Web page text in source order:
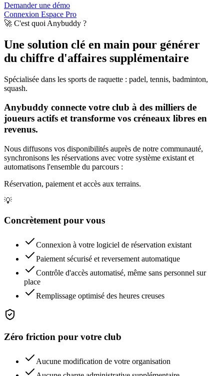
Demander une démo
Connexion Espace Pro
🚀 C'est quoi Anybuddy ?
Une solution clé en main pour générer
du chiffre d'affaires supplémentaire
Spécialisée dans les sports de raquette : padel, tennis, badminton,
squash.
Anybuddy connecte votre club à des milliers de
joueurs actifs et transforme vos créneaux libres en
revenus.
Nous diffusons vos disponibilités auprès de notre communauté,
synchronisons les réservations avec votre système existant et
automatisons l'ensemble du parcours :
Réservation, paiement et accès aux terrains.
💡
Concrètement pour vous
Connexion à votre logiciel de réservation existant
Paiement sécurisé et reversement automatique
Contrôle d'accès automatisé, même sans personnel sur
place
Remplissage optimisé des heures creuses
Zéro friction pour votre club
Aucune modification de votre organisation